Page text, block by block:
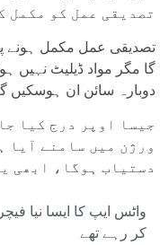
تصدیقی عمل کو مکمل
تصدیقی عمل مکمل ہونے
گا مگر مواد ڈیلیٹ نہیں
دوبارہ سائن ان ہوسکیں
جیسا اوپر درج کیا
ورژن میں سامنے آیا
دستیاب ہوگا، ابھی
واٹس ایپ کا ایسا نیا
کر رہے تھے